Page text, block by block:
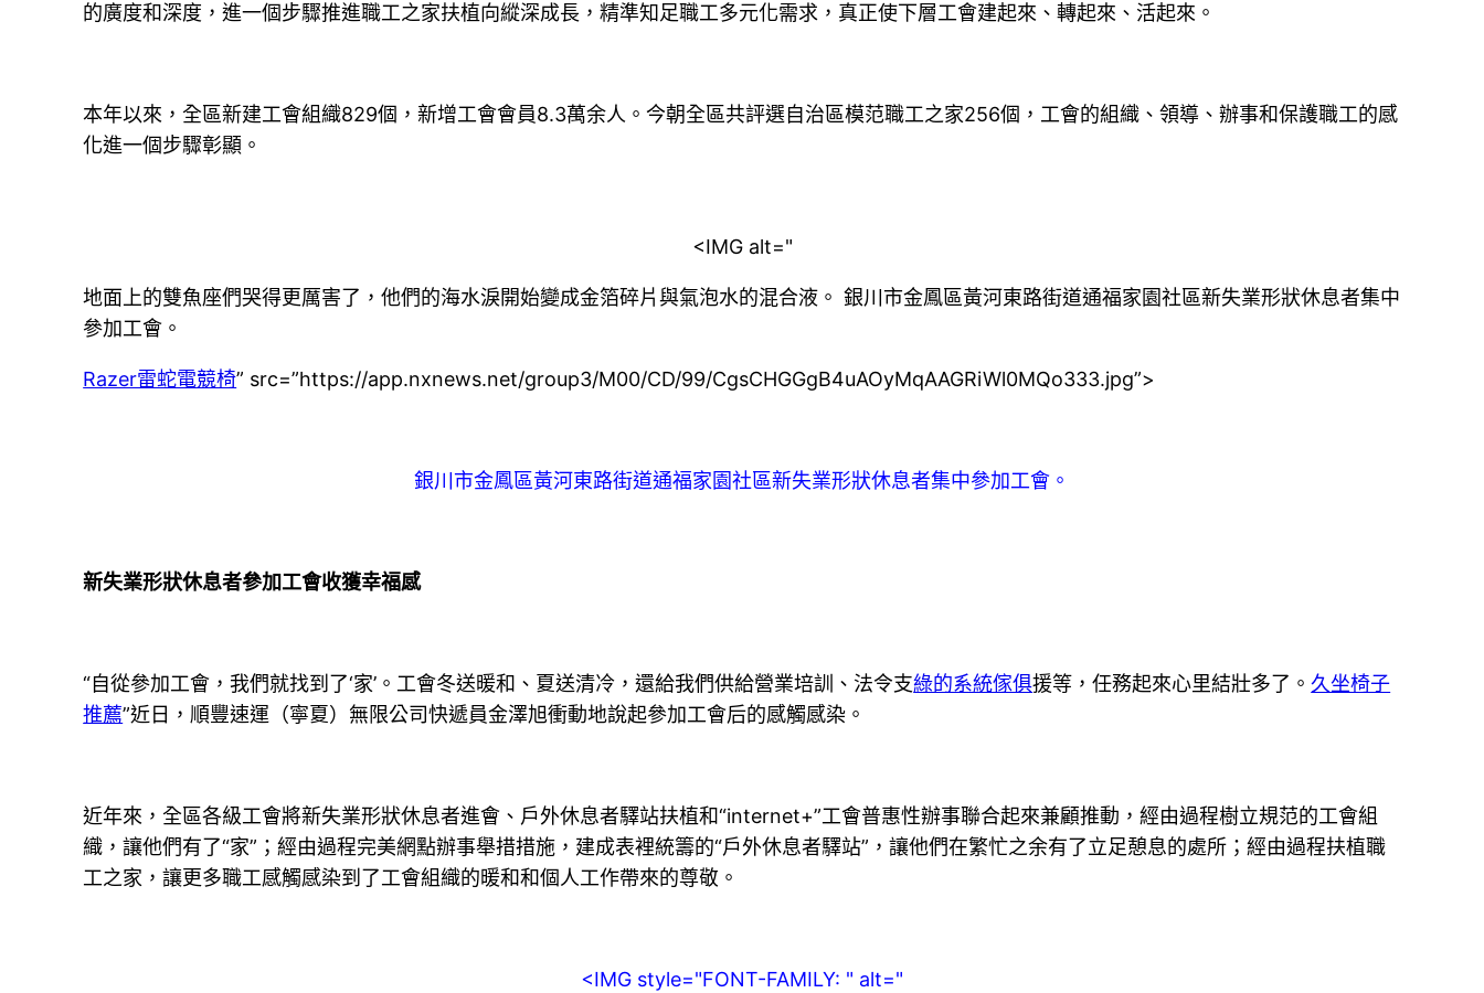
的廣度和深度，進一個步驟推進職工之家扶植向縱深成長，精準知足職工多元化需求，真正使下層工會建起來、轉起來、活起來。
本年以來，全區新建工會組織829個，新增工會會員8.3萬余人。今朝全區共評選自治區模范職工之家256個，工會的組織、領導、辦事和保護職工的感
化進一個步驟彰顯。
<IMG alt="
地面上的雙魚座們哭得更厲害了，他們的海水淚開始變成金箔碎片與氣泡水的混合液。 銀川市金鳳區黃河東路街道通福家園社區新失業形狀休息者集中
參加工會。
Razer雷蛇電競椅” src=”https://app.nxnews.net/group3/M00/CD/99/CgsCHGGgB4uAOyMqAAGRiWl0MQo333.jpg”>
銀川市金鳳區黃河東路街道通福家園社區新失業形狀休息者集中參加工會。
新失業形狀休息者參加工會收獲幸福感
“自從參加工會，我們就找到了‘家’。工會冬送暖和、夏送清冷，還給我們供給營業培訓、法令支綠的系統傢俱援等，任務起來心里結壯多了。久坐椅子
推薦”近日，順豐速運（寧夏）無限公司快遞員金澤旭衝動地說起參加工會后的感觸感染。
近年來，全區各級工會將新失業形狀休息者進會、戶外休息者驛站扶植和“internet+”工會普惠性辦事聯合起來兼顧推動，經由過程樹立規范的工會組
織，讓他們有了“家”；經由過程完美網點辦事舉措措施，建成表裡統籌的“戶外休息者驛站”，讓他們在繁忙之余有了立足憩息的處所；經由過程扶植職
工之家，讓更多職工感觸感染到了工會組織的暖和和個人工作帶來的尊敬。
<IMG style="FONT-FAMILY: " alt="